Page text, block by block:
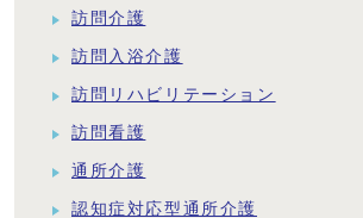
訪問介護
訪問入浴介護
訪問リハビリテーション
訪問看護
通所介護
認知症対応型通所介護